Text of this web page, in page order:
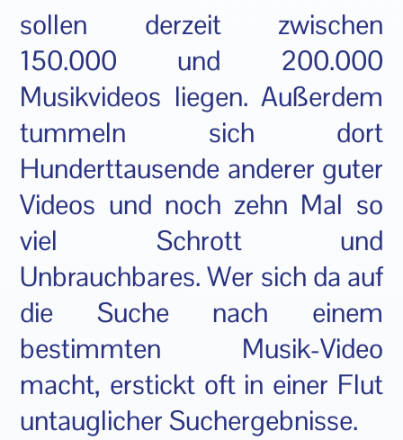
sollen derzeit zwischen
150.000 und 200.000
Musikvideos liegen. Außerdem
tummeln sich dort
Hunderttausende anderer guter
Videos und noch zehn Mal so
viel Schrott und
Unbrauchbares. Wer sich da auf
die Suche nach einem
bestimmten Musik-Video
macht, erstickt oft in einer Flut
untauglicher Suchergebnisse.